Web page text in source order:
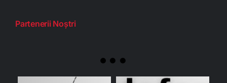
Partenerii Noștri